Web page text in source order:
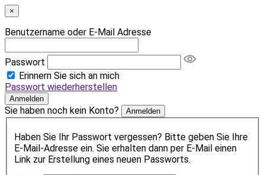
×
Benutzername oder E-Mail Adresse
Passwort
Erinnern Sie sich an mich
Passwort wiederherstellen
Anmelden
Sie haben noch kein Konto? Anmelden
Haben Sie Ihr Passwort vergessen? Bitte geben Sie Ihre
E-Mail-Adresse ein. Sie erhalten dann per E-Mail einen
Link zur Erstellung eines neuen Passworts.